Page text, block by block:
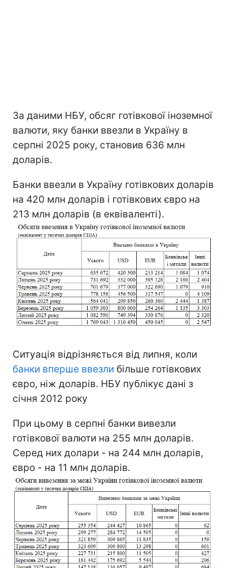
За даними НБУ, обсяг готівкової іноземної
валюти, яку банки ввезли в Україну в
серпні 2025 року, становив 636 млн
доларів.
Банки ввезли в Україну готівкових доларів
на 420 млн доларів і готівкових євро на
213 млн доларів (в еквіваленті).
Ситуація відрізняється від липня, коли
банки вперше ввезли більше готівкових
євро, ніж доларів. НБУ публікує дані з
січня 2012 року
При цьому в серпні банки вивезли
готівкової валюти на 255 млн доларів.
Серед них долари - на 244 млн доларів,
євро - на 11 млн доларів.